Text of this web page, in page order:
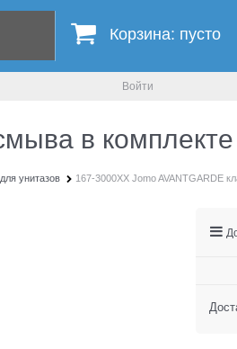
Корзина: пусто
Войти
в
унитазов 167-3000XX Jomo AVANTGARDE